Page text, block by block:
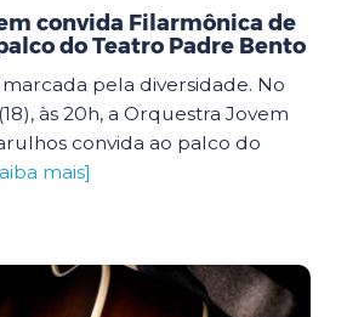
convida Filarmônica de
do Teatro Padre Bento
pela diversidade. No
às 20h, a Orquestra Jovem
convida ao palco do
mais]